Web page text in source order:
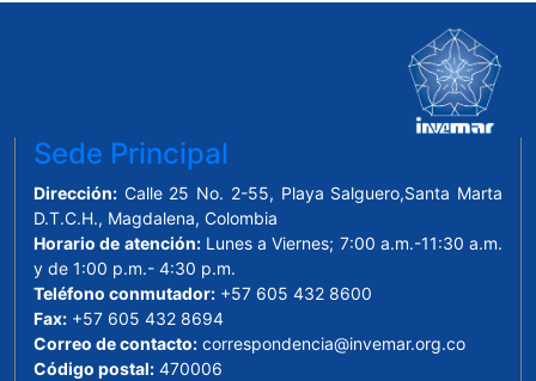
Sede Principal
Dirección: Calle 25 No. 2-55, Playa Salguero,Santa Marta
D.T.C.H., Magdalena, Colombia
Horario de atención:Lunes a Viernes; 7:00 a.m.-11:30 a.m.
y de 1:00 p.m.- 4:30 p.m.
Teléfono conmutador: +57 605 432 8600
Fax: +57 605 432 8694
Correo de contacto: correspondencia@invemar.org.co
Código postal: 470006